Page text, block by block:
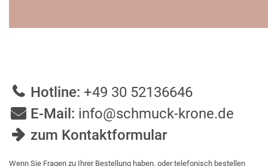
Hotline: +49 30 52136646
E-Mail: info@schmuck-krone.de
zum Kontaktformular
Wenn Sie Fragen zu Ihrer Bestellung haben, oder telefonisch bestellen